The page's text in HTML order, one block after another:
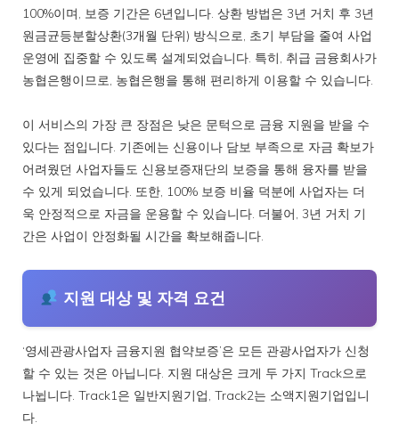
100%이며, 보증 기간은 6년입니다. 상환 방법은 3년 거치 후 3년
원금균등분할상환(3개월 단위) 방식으로, 초기 부담을 줄여 사업
운영에 집중할 수 있도록 설계되었습니다. 특히, 취급 금융회사가
농협은행이므로, 농협은행을 통해 편리하게 이용할 수 있습니다.
이 서비스의 가장 큰 장점은 낮은 문턱으로 금융 지원을 받을 수
있다는 점입니다. 기존에는 신용이나 담보 부족으로 자금 확보가
어려웠던 사업자들도 신용보증재단의 보증을 통해 융자를 받을
수 있게 되었습니다. 또한, 100% 보증 비율 덕분에 사업자는 더
욱 안정적으로 자금을 운용할 수 있습니다. 더불어, 3년 거치 기
간은 사업이 안정화될 시간을 확보해줍니다.
지원 대상 및 자격 요건
‘영세관광사업자 금융지원 협약보증’은 모든 관광사업자가 신청
할 수 있는 것은 아닙니다. 지원 대상은 크게 두 가지 Track으로
나뉩니다. Track1은 일반지원기업, Track2는 소액지원기업입니
다.